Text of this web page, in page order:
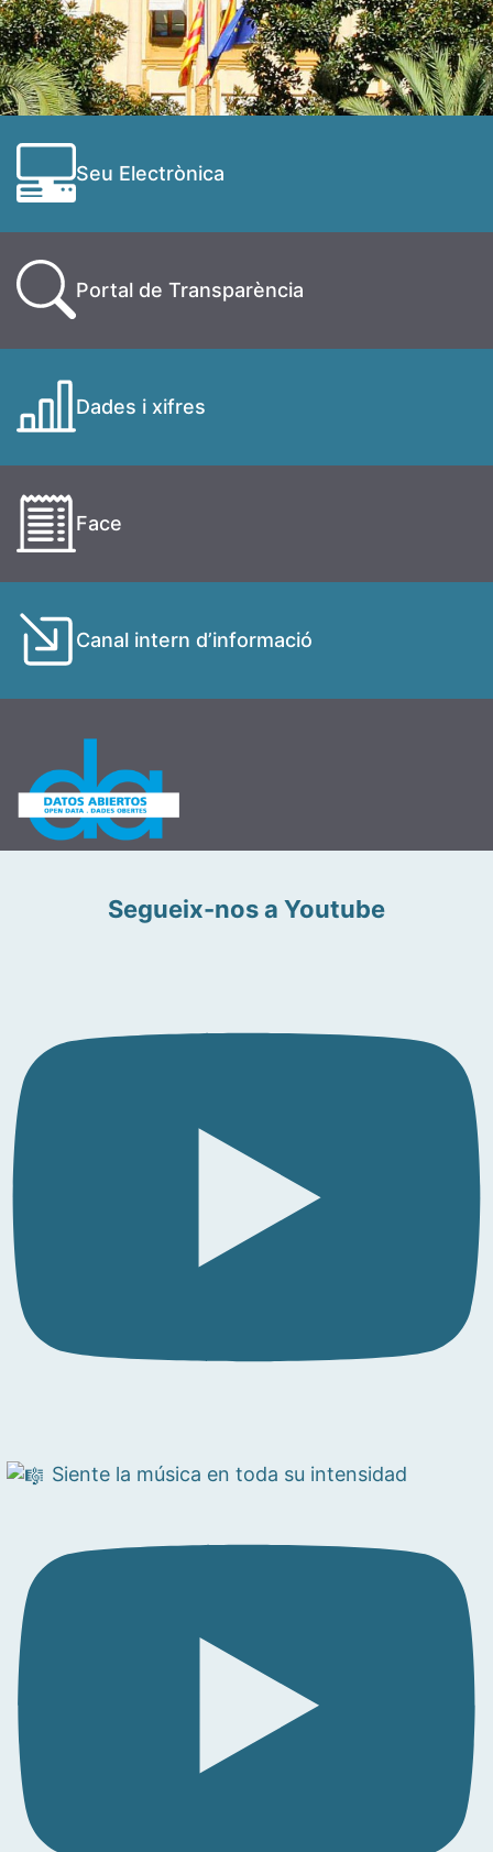
Seu Electrònica
Portal de Transparència
Dades i xifres
Face
Canal intern d’informació
Segueix-nos a Youtube
Siente la música en toda su intensidad